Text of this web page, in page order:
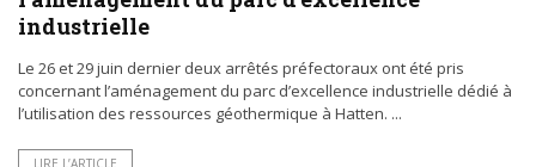
industrielle
Le 26 et 29 juin dernier deux arrêtés préfectoraux ont été pris
concernant l’aménagement du parc d’excellence industrielle dédié à
l’utilisation des ressources géothermique à Hatten. ...
LIRE L’ARTICLE